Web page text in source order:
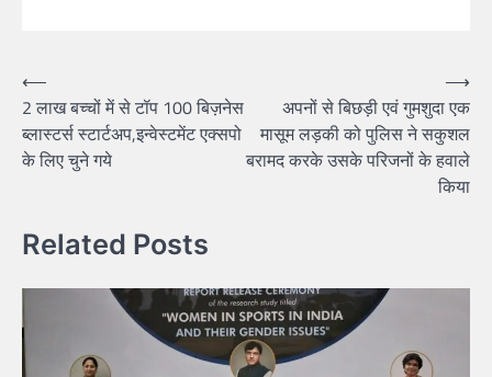
⟵
2 लाख बच्चों में से टॉप 100 बिज़नेस
ब्लास्टर्स स्टार्टअप,इन्वेस्टमेंट एक्सपो
के लिए चुने गये
अपनों से बिछड़ी एवं गुमशुदा एक
मासूम लड़की को पुलिस ने सकुशल
बरामद करके उसके परिजनों के हवाले
किया
⟶
Related Posts